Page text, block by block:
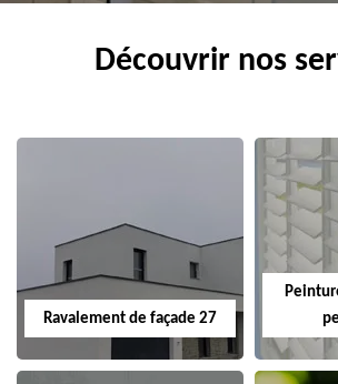
Découvrir nos
Ravalement de façade 27